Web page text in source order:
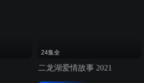
24集全
二龙湖爱情故事 2021